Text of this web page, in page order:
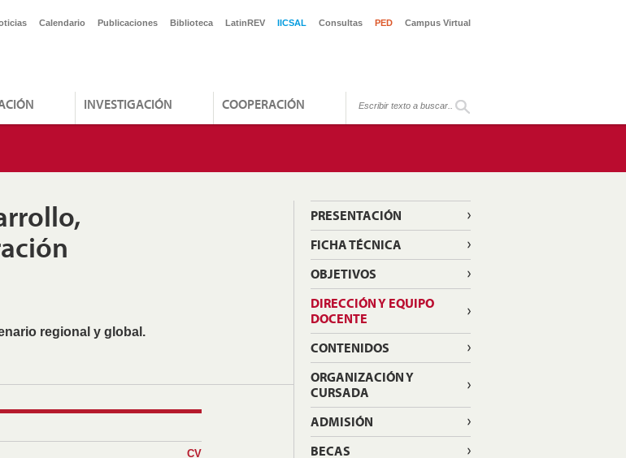
Calendario Publicaciones Biblioteca LatinREV IICSAL Consultas PED Campus Virtual
INVESTIGACIÓN COOPERACIÓN
regional y global.
CV
PRESENTACIÓN
FICHA TÉCNICA
OBJETIVOS
DIRECCIÓN Y EQUIPO
DOCENTE
CONTENIDOS
ORGANIZACIÓN Y
CURSADA
ADMISIÓN
BECAS